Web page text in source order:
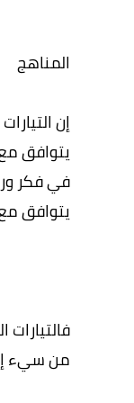
المناهج
إن
يتوافق مع
في فكر
يتوافق
من سيء